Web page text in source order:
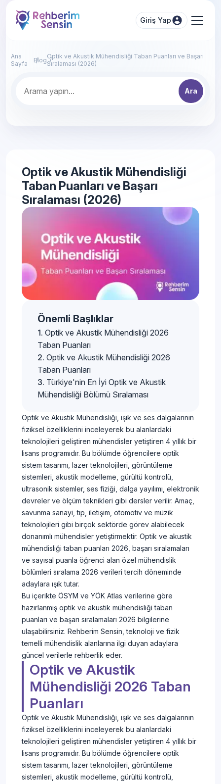
Giriş Yap
Ana
Sayfa
BlogOptik ve Akustik Mühendisliği Taban Puanları ve Başarı
Sıralaması (2026)
Ara
Optik ve Akustik Mühendisliği
Taban Puanları ve Başarı
Sıralaması (2026)
Önemli Başlıklar
Optik ve Akustik Mühendisliği 2026
Taban Puanları
Optik ve Akustik Mühendisliği 2026
Taban Puanları
Türkiye'nin En İyi Optik ve Akustik
Mühendisliği Bölümü Sıralaması
Optik ve Akustik Mühendisliği, ışık ve ses dalgalarının
fiziksel özelliklerini inceleyerek bu alanlardaki
teknolojileri geliştiren mühendisler yetiştiren 4 yıllık bir
lisans programıdır. Bu bölümde öğrencilere optik
sistem tasarımı, lazer teknolojileri, görüntüleme
sistemleri, akustik modelleme, gürültü kontrolü,
ultrasonik sistemler, ses fiziği, dalga yayılımı, elektronik
devreler ve ölçüm teknikleri gibi dersler verilir. Amaç,
savunma sanayi, tıp, iletişim, otomotiv ve müzik
teknolojileri gibi birçok sektörde görev alabilecek
donanımlı mühendisler yetiştirmektir. Optik ve akustik
mühendisliği taban puanları 2026, başarı sıralamaları
ve sayısal puanla öğrenci alan özel mühendislik
bölümleri sıralama 2026 verileri tercih döneminde
adaylara ışık tutar.
Bu içerikte ÖSYM ve YÖK Atlas verilerine göre
hazırlanmış optik ve akustik mühendisliği taban
puanları ve başarı sıralamaları 2026 bilgilerine
ulaşabilirsiniz. Rehberim Sensin, teknoloji ve fizik
temelli mühendislik alanlarına ilgi duyan adaylara
güncel verilerle rehberlik eder.
Optik ve Akustik
Mühendisliği 2026 Taban
Puanları
Optik ve Akustik Mühendisliği, ışık ve ses dalgalarının
fiziksel özelliklerini inceleyerek bu alanlardaki
teknolojileri geliştiren mühendisler yetiştiren 4 yıllık bir
lisans programıdır. Bu bölümde öğrencilere optik
sistem tasarımı, lazer teknolojileri, görüntüleme
sistemleri, akustik modelleme, gürültü kontrolü,